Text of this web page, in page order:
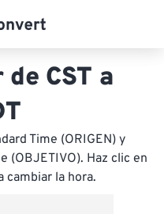
CST a
Time (ORIGEN) y
(OBJETIVO). Haz clic en
cambiar la hora.